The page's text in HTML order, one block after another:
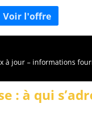
kW - Prise : 2 x 230 V / 50
sonore en dB(A) :
: 68
à jour – informations
: à qui